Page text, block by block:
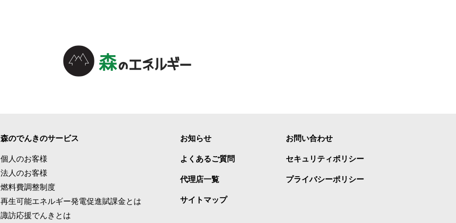
森のでんきのサービス
個人のお客様
法人のお客様
燃料費調整制度
再生可能エネルギー発電促進賦課金とは
諏訪応援でんきとは
お知らせ
よくあるご質問
代理店一覧
サイトマップ
お問い合わせ
セキュリティポリシー
プライバシーポリシー